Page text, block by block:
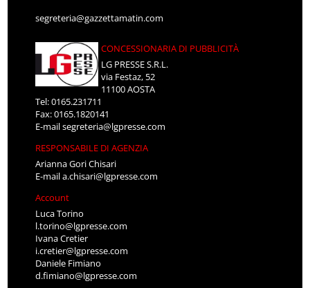
segreteria@gazzettamatin.com
CONCESSIONARIA DI PUBBLICITÀ
LG PRESSE S.R.L.
via Festaz, 52
11100 AOSTA
Tel: 0165.231711
Fax: 0165.1820141
E-mailsegreteria@lgpresse.com
RESPONSABILE DI AGENZIA
Arianna Gori Chisari
E-maila.chisari@lgpresse.com
Account
Luca Torino
l.torino@lgpresse.com
Ivana Cretier
i.cretier@lgpresse.com
Daniele Fimiano
d.fimiano@lgpresse.com